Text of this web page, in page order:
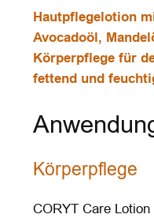
Hautpflegelotion
Avocadoöl,
Körperpflege für
fettend und
Körperpflege
CORYT Care